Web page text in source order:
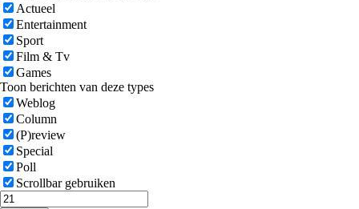
Actueel
Entertainment
Sport
Film & Tv
Games
Toon berichten van deze types
Weblog
Column
(P)review
Special
Poll
Scrollbar gebruiken